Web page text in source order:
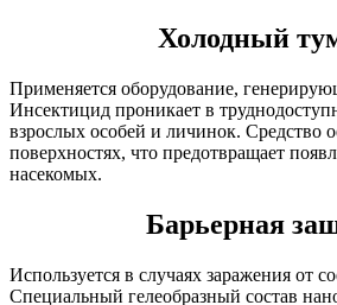
Холодный
Применяется оборудование,
Инсектицид проникает в
взрослых особей и личинок. Средство
поверхностях, что предотвращает
насекомых.
Барьерная
Используется в случаях заражения от
Специальный гелеобразный состав